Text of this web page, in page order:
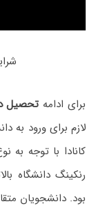
برای ادامه تحصیل
لازم برای ورود به
کانادا با توجه به
رنکینگ دانشگاه
بود. دانشجویان